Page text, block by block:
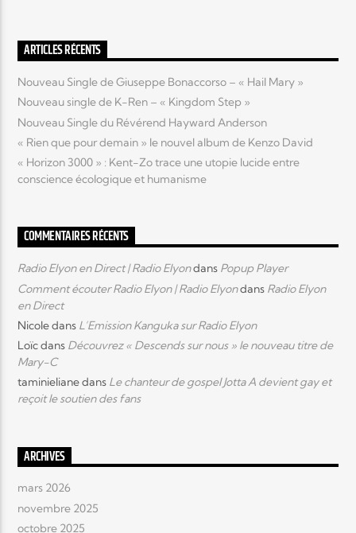
Elyon Live
Elyon Kids
ARTICLES RÉCENTS
Nouveau Single de Giuseppe Bonaccorso – « Hail Mary »
Nouveau single de K-Ren – « Kingdom Step »
Nouveau Single du Révérend Hayward Anderson
« Rien que pour demain » le nouvel album de Kenzo David
« Horizon 3000 » : Kent-Zo trace une utopie lucide entre
conscience écologique et humanisme
COMMENTAIRES RÉCENTS
Radio Elyon en Direct | Radio Elyondans Popup Player
Comment écouter Radio Elyon | Radio Elyondans Radio Elyon
en Direct
Nicoledans L’Emission Kanguka sur Radio Elyon
Loïcdans Découvrez « Descends sur nous » le nouveau titre de
Mary-C
taminielianedans Le chanteur de gospel Jotta A devient gay et
reçoit le soutien des fans
ARCHIVES
mars 2026
novembre 2025
octobre 2025